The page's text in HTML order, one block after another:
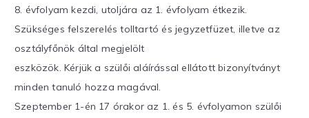
8. évfolyam kezdi, utoljára az 1. évfolyam étkezik.
Szükséges felszerelés tolltartó és jegyzetfüzet, illetve az
osztályfőnök által megjelölt
eszközök. Kérjük a szülői aláírással ellátott bizonyítványt
minden tanuló hozza magával.
Szeptember 1-én 17 órakor az 1. és 5. évfolyamon szülői